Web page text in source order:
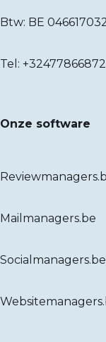
Btw: BE
Tel: +32477866872
Onze software
Mailmanagers.be
Socialmanagers.be